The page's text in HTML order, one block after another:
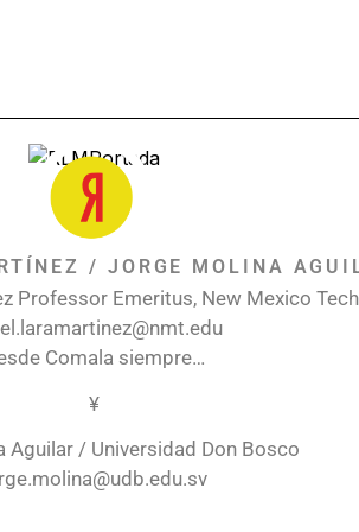
/ JORGE MOLINA
Professor Emeritus, New Mexico Tech
Comala siempre…
¥
Aguilar / Universidad Don Bosco